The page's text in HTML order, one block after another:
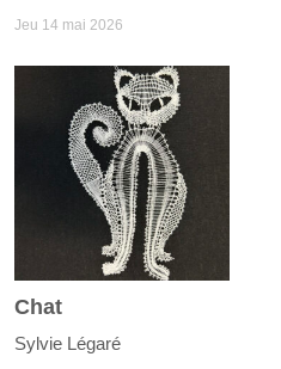
Jeu 14 mai 2026
Chat
Sylvie Légaré